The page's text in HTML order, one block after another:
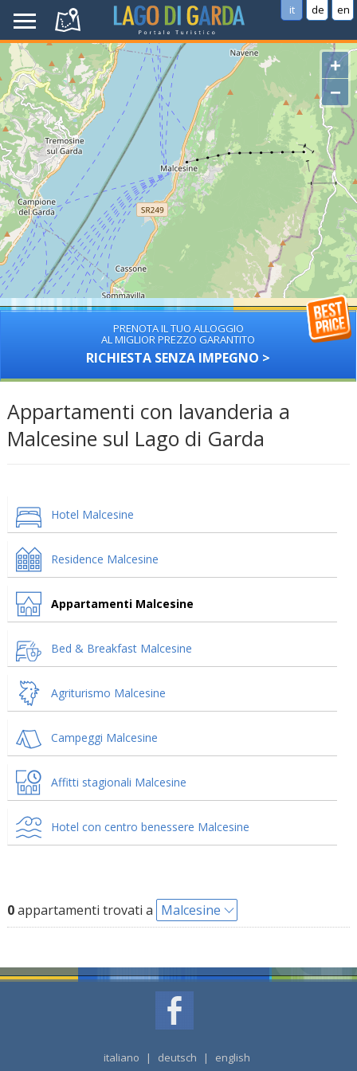
it de en
+
−
PRENOTA IL TUO ALLOGGIO
AL MIGLIOR PREZZO GARANTITO
RICHIESTA SENZA IMPEGNO >
Appartamenti con lavanderia a
Malcesine sul Lago di Garda
Hotel Malcesine
Residence Malcesine
Appartamenti Malcesine
Bed & Breakfast Malcesine
Agriturismo Malcesine
Campeggi Malcesine
Affitti stagionali Malcesine
Hotel con centro benessere Malcesine
0appartamenti trovati a Malcesine
italiano | deutsch | english